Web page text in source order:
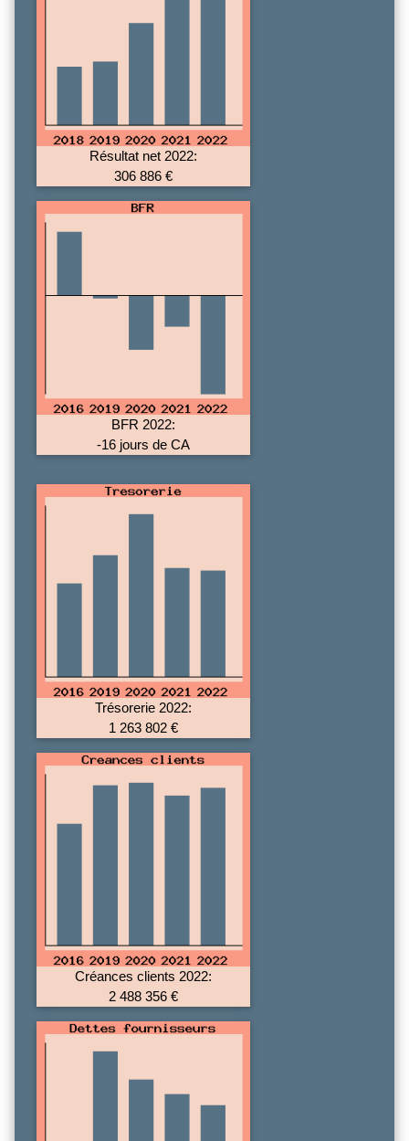
Résultat net 2022:
306 886 €
BFR 2022:
-16 jours de CA
Trésorerie 2022:
1 263 802 €
Créances clients 2022:
2 488 356 €